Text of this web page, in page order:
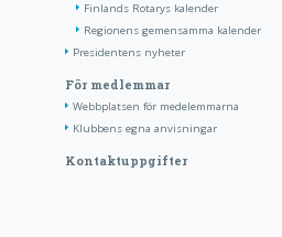
Finlands Rotarys kalender
Regionens gemensamma kalender
Presidentens nyheter
För medlemmar
Webbplatsen för medelemmarna
Klubbens egna anvisningar
Kontaktuppgifter